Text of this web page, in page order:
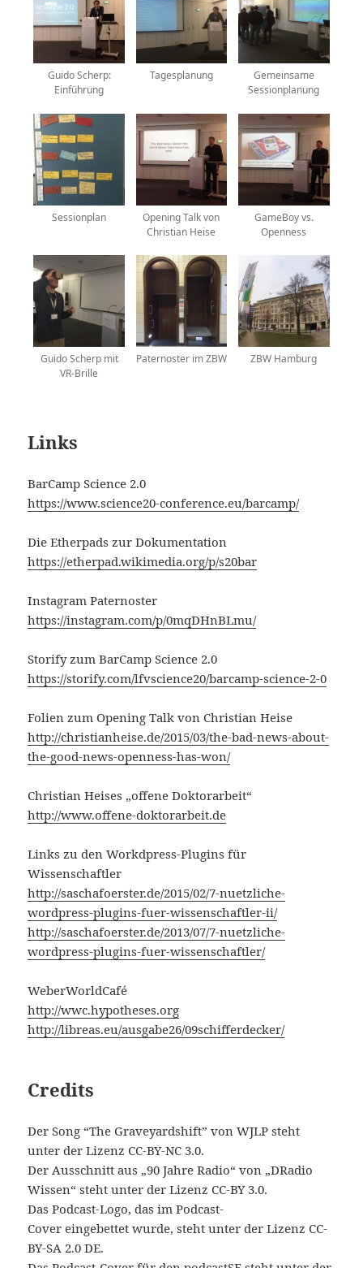
Guido Scherp:
Einführung
Tagesplanung
Gemeinsame
Sessionplanung
Sessionplan
Opening Talk von
Christian Heise
GameBoy vs.
Openness
Guido Scherp mit
VR-Brille
Paternoster im ZBW ZBW Hamburg
Links
BarCamp Science 2.0
https://www.science20-conference.eu/barcamp/
Die Etherpads zur Dokumentation
https://etherpad.wikimedia.org/p/s20bar
Instagram Paternoster
https://instagram.com/p/0mqDHnBLmu/
Storify zum BarCamp Science 2.0
https://storify.com/lfvscience20/barcamp-science-2-0
Folien zum Opening Talk von Christian Heise
http://christianheise.de/2015/03/the-bad-news-about-
the-good-news-openness-has-won/
Christian Heises „offene Doktorarbeit“
http://www.offene-doktorarbeit.de
Links zu den Workdpress-Plugins für
Wissenschaftler
http://saschafoerster.de/2015/02/7-nuetzliche-
wordpress-plugins-fuer-wissenschaftler-ii/
http://saschafoerster.de/2013/07/7-nuetzliche-
wordpress-plugins-fuer-wissenschaftler/
WeberWorldCafé
http://wwc.hypotheses.org
http://libreas.eu/ausgabe26/09schifferdecker/
Credits
Der Song “The Graveyardshift” von WJLP steht
unter der Lizenz CC-BY-NC 3.0.
Der Ausschnitt aus „90 Jahre Radio“ von „DRadio
Wissen“ steht unter der Lizenz CC-BY 3.0.
Das Podcast-Logo, das im Podcast-
Cover eingebettet wurde, steht unter der Lizenz CC-
BY-SA 2.0 DE.